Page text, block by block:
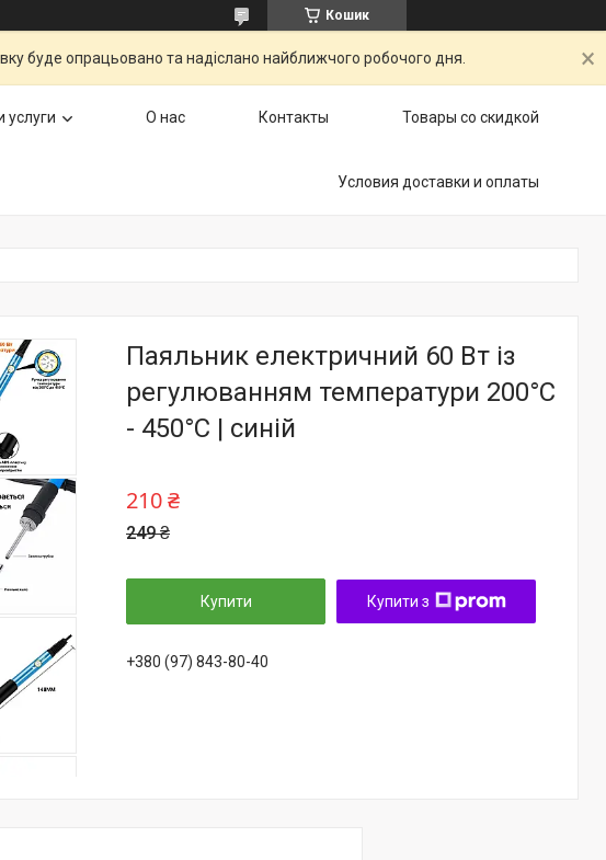
Кошик
буде опрацьовано та надіслано найближчого робочого дня.
услуги О нас Контакты Товары со скидкой
Условия доставки и оплаты
Паяльник електричний 60 Вт із
регулюванням температури 200°С
- 450°С | синій
249 ₴
210 ₴
Купити Купити з
+380 (97) 843-80-40